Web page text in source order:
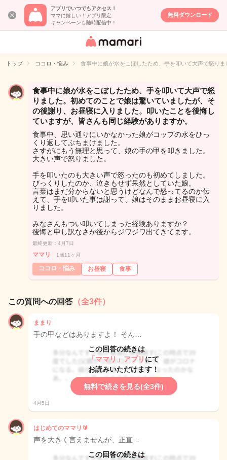
アプリでいつでもアクセス！
ママに嬉しい！アプリ限定
キャンペーンも随時配信中！
無料ダウンロード
女性専用匿名QA
イト
トップ ココロ・悩み 食事中に娘が水をこぼしたため、手を叩いて大声で怒り
食事中に娘が水をこぼしたため、手を叩いて大声で怒
りました。初めてのことで娘は驚いていましたが、そ
の後謝り、お昼寝に入りました。叩いたことを後悔し
ていますが、皆さんも同じ経験がありますか。
食事中、思い通りにいかなかった娘がコップの水をひっ
くり返してぶちまけました。
さすがにもう無理と思って、娘の手の甲を叩きました。
大きい声で怒りました。
手を叩いたのも大きい声で怒ったのも初めてしました。
びっくりしたのか、泣きもせず呆然としていた娘。
言葉はまだ分からないと思うけどなんで怒ってるのか伝
えて、手を叩いた事は謝って、娘はそのままお昼寝に入
りました。
みなさんもつい叩いてしまった経験ありますか？
後悔と申し訳なさが後からジワジワ出てきてます。
最終更新：4月7日
ママリ 1歳11ヶ月
ココロ・悩み お昼寝 食事
この質問への回答 （全3件）
ままり
手の甲などはありますよ！ そん…
この回答の続きは
「ママリ」アプリ にて
お読みいただけます！
無料で続きを見る(全3件)
4月5日
はじめてのママリ🔰
声を大きく言えませんが、正直…
この回答の続きは